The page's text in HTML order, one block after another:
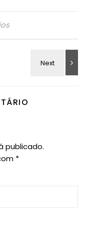
publicado.
*